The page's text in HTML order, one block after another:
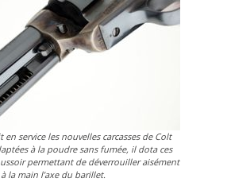
service les nouvelles carcasses de Colt
à la poudre sans fumée, il dota ces
permettant de déverrouiller aisément
à la main l’axe du barillet.